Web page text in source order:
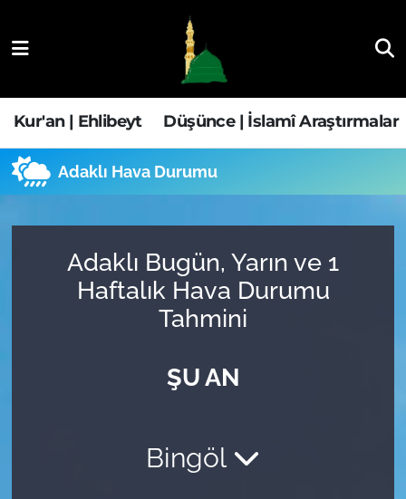
Kur'an | Ehlibeyt Düşünce | İslamî Araştırmalar
Adaklı Hava Durumu
Adaklı Bugün, Yarın ve 1
Haftalık Hava Durumu
Tahmini
ŞU AN
Bingöl
Düşünce | İslamî Araştırmalar
Ehla-Der Haber
Fıkıh | Ahkam
Hava Durumu
Trafik Durumu
Tüm Manşetler
Son Dakika Haberleri